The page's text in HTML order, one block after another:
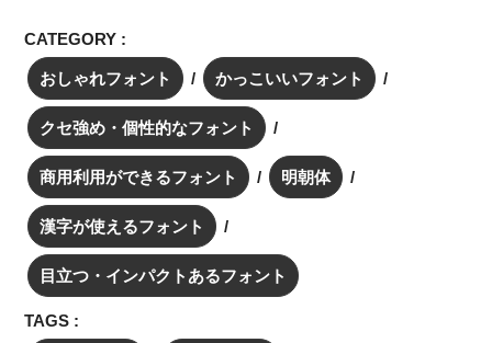
CATEGORY :
おしゃれフォント かっこいいフォント
クセ強め・個性的なフォント
商用利用ができるフォント 明朝体
漢字が使えるフォント
目立つ・インパクトあるフォント
TAGS :